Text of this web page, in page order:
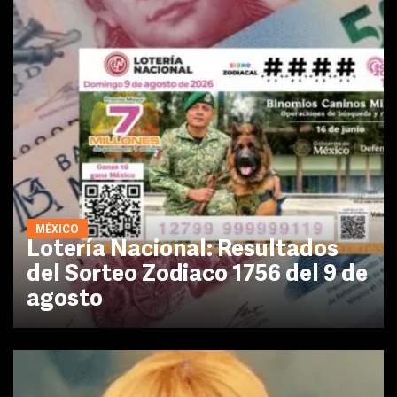
MÉXICO
Lotería Nacional: Resultados
del Sorteo Zodiaco 1756 del 9 de
agosto